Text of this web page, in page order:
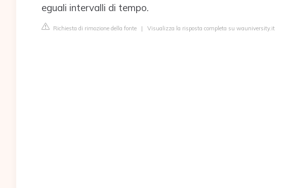
eguali intervalli di tempo.
Richiesta di rimozione della fonte | Visualizza la risposta completa su wauniversity.it